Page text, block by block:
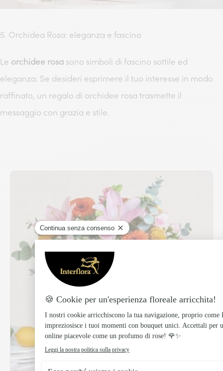
5. Orchidea Rosa: eleganza e fascino
Le orchidee rosa sono simboli di fascino sottile ed
eleganza. Se desideri esprimere il tuo interesse in modo
raffinato, un regalo di orchidee rosa trasmette il
messaggio con grazia e stile.